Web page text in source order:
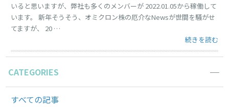
いると思いますが、弊社も多くのメンバーが 2022.01.05から稼働して
います。 新年そうそう、オミクロン株の厄介なNewsが世間を騒がせ
てますが、 20 …
“2022年は、
続きを読む
CATEGORIES
すべての記事